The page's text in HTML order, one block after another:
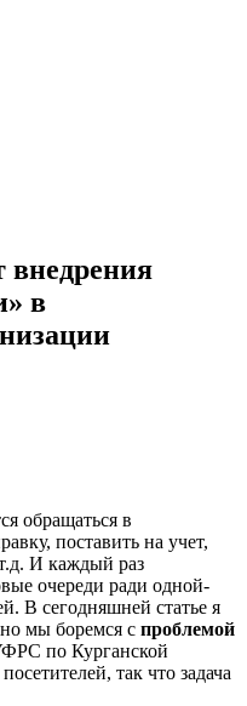
в
обращаться в
поставить на учет,
т.д. И каждый раз
очереди ради одной-
В сегодняшней статье я
мы боремся с проблемой
по Курганской
так что задача